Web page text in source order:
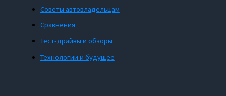
Советы автовладельцам
Сравнения
Тест-драйвы и обзоры
Технологии и будущее